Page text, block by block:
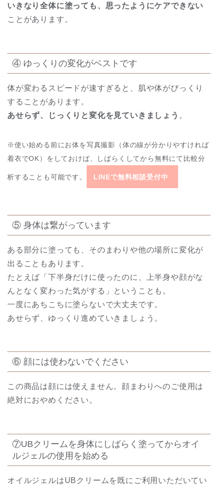
いきなり全体に塗っても、思ったようにケアできない
ことがあります。
④ ゆっくりの変化がベストです
体が変わるスピードが速すぎると、肌や体がびっくり
することがあります。
あせらず、じっくりと変化を見ていきましょう 。
※使い始める前にお体を写真撮影（体の線が分かりやすければ
着衣でOK）をしておけば、しばらくしてから無料にて比較分
析することも可能です。 LINEで無料相談受付中
⑤ 身体は繋がっています
ある部分に塗っても、そのまわりや他の場所に変化が
出ることもあります。
たとえば「下半身だけに使ったのに、上半身や顔がな
んとなく変わった気がする」ということも。
一度にあちこちに塗らないで大丈夫です。
あせらず、ゆっくり進めていきましょう。
⑥ 顔には使わないでください
この商品は顔には使えません。顔まわりへのご使用は
絶対におやめください。
⑦UBクリームを身体にしばらく塗ってからオイ
ルジェルの使用を始める
オイルジェルはUBクリームを既にご利用いただいてい